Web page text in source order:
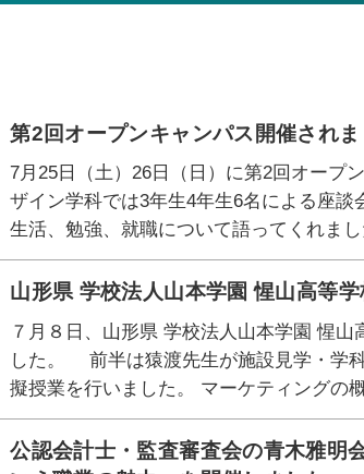
第2回オープンキャンパス開催されま
7月25日（土）26日（日）に第2回オープ
ザイン学科では3年生4年生6名による座
生活、勉強、就職について語ってくれま
山形県 学校法人山本学園 惺山高等
７月８日、山形県 学校法人山本学園 惺
した。 前半は猿渡先生が施設見学・学
擬授業を行いました。 マーケティング
公認会計士・監査審査会の青木雅明